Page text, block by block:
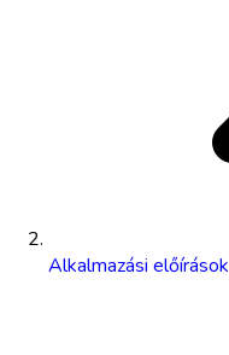
Alkalmazási előírások